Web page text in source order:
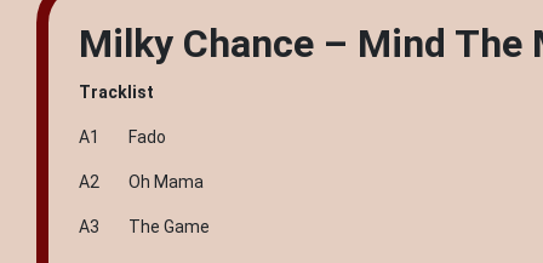
Milky Chance – Mind The
Tracklist
A1 Fado
A2 Oh Mama
A3 The Game